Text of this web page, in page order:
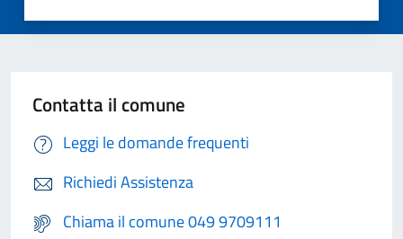
Contatta il comune
Leggi le domande frequenti
Richiedi Assistenza
Chiama il comune 049 9709111